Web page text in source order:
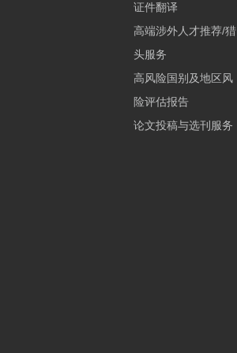
证件翻译
高端涉外人才推荐/猎
头服务
高风险国别及地区风
险评估报告
论文投稿与选刊服务